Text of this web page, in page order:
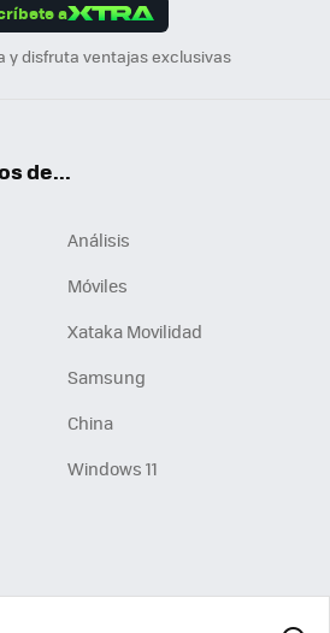
a
y disfruta ventajas exclusivas
de...
Análisis
Móviles
Xataka Movilidad
Samsung
China
Windows 11